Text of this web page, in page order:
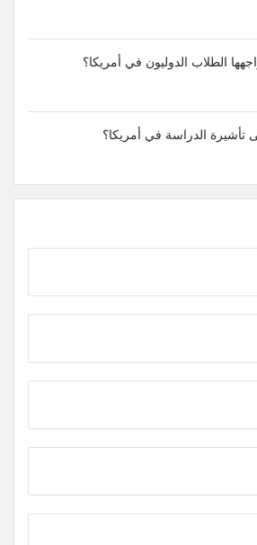
الطلاب الدوليون في أمريكا؟
الدراسة في أمريكا؟